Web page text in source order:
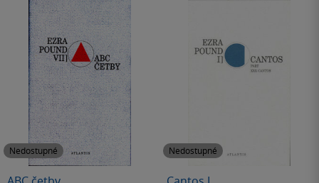
Nedostupné Nedostupné